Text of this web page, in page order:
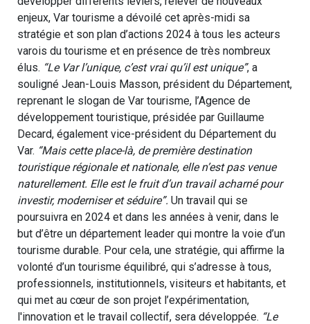
enjeux, Var tourisme a dévoilé cet après-midi sa
stratégie et son plan d’actions 2024 à tous les acteurs
varois du tourisme et en présence de très nombreux
élus. “Le Var l’unique, c’est vrai qu’il est unique”, a
souligné Jean-Louis Masson, président du Département,
reprenant le slogan de Var tourisme, l’Agence de
développement touristique, présidée par Guillaume
Decard, également vice-président du Département du
Var. “Mais cette place-là, de première destination
touristique régionale et nationale, elle n’est pas venue
naturellement. Elle est le fruit d’un travail acharné pour
investir, moderniser et séduire”. Un travail qui se
poursuivra en 2024 et dans les années à venir, dans le
but d’être un département leader qui montre la voie d’un
tourisme durable. Pour cela, une stratégie, qui affirme la
volonté d’un tourisme équilibré, qui s’adresse à tous,
professionnels, institutionnels, visiteurs et habitants, et
qui met au cœur de son projet l’expérimentation,
l'innovation et le travail collectif, sera développée. “Le